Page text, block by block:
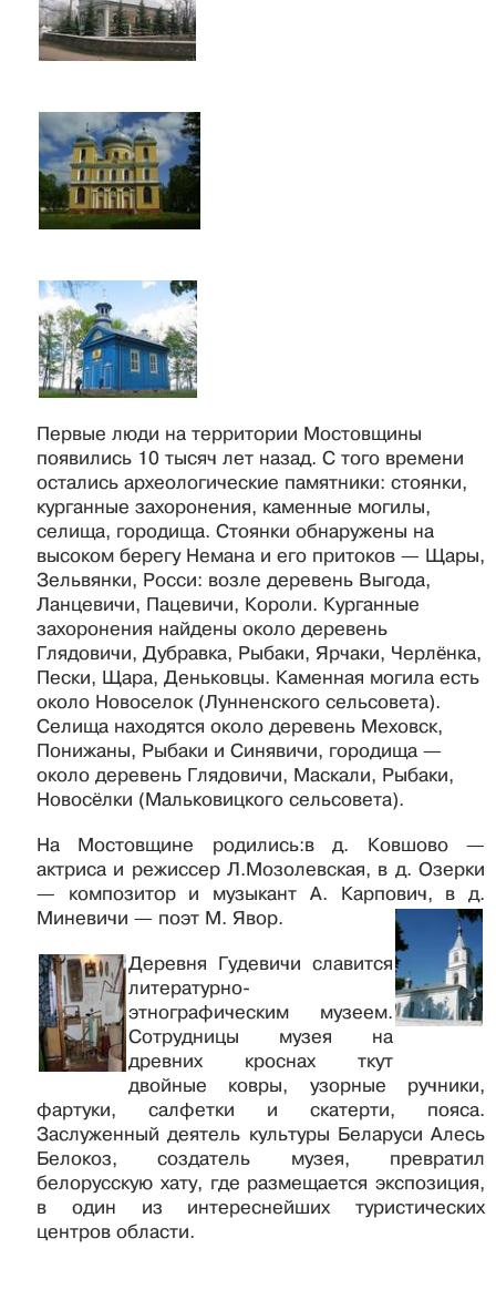
Первые люди на территории Мостовщины
появились 10 тысяч лет назад. С того времени
остались археологические памятники: стоянки,
курганные захоронения, каменные могилы,
селища, городища. Стоянки обнаружены на
высоком берегу Немана и его притоков — Щары,
Зельвянки, Росси: возле деревень Выгода,
Ланцевичи, Пацевичи, Короли. Курганные
захоронения найдены около деревень
Глядовичи, Дубравка, Рыбаки, Ярчаки, Черлёнка,
Пески, Щара, Деньковцы. Каменная могила есть
около Новоселок (Лунненского сельсовета).
Селища находятся около деревень Меховск,
Понижаны, Рыбаки и Синявичи, городища —
около деревень Глядовичи, Маскали, Рыбаки,
Новосёлки (Мальковицкого сельсовета).
На Мостовщине родились:в д. Ковшово —
актриса и режиссер Л.Мозолевская, в д. Озерки
— композитор и музыкант А. Карпович, в д.
Миневичи — поэт М. Явор.
Деревня Гудевичи славится
литературно-
этнографическим музеем.
Сотрудницы музея на
древних кроснах ткут
двойные ковры, узорные ручники,
фартуки, салфетки и скатерти, пояса.
Заслуженный деятель культуры Беларуси Алесь
Белокоз, создатель музея, превратил
белорусскую хату, где размещается экспозиция,
в один из интереснейших туристических
центров области.